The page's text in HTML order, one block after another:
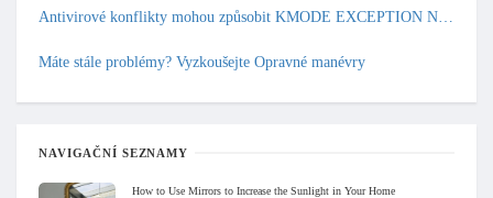
Máte stále problémy? Vyzkoušejte Opravné manévry
NAVIGAČNÍ SEZNAMY
How to Use Mirrors to Increase the Sunlight in Your Home